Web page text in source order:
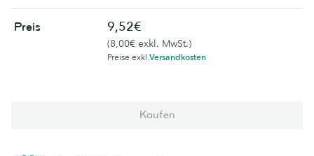
Preis 9,52€
(8,00€ exkl. MwSt.)
Preise exkl.Versandkosten
Kaufen